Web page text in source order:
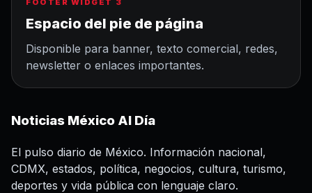
FOOTER WIDGET 3
Espacio del pie de página
Disponible para banner, texto comercial, redes,
newsletter o enlaces importantes.
Noticias México Al Día
El pulso diario de México. Información nacional,
CDMX, estados, política, negocios, cultura, turismo,
deportes y vida pública con lenguaje claro.